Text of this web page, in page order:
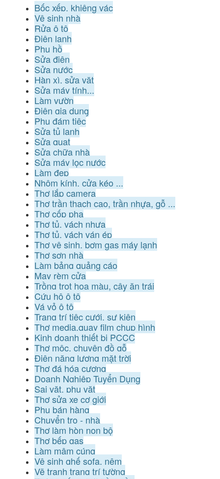
Bốc xếp, khiêng vác
Vệ sinh nhà
Rửa ô tô
Điện lạnh
Phụ hồ
Sửa điện
Sửa nước
Hàn xì, sửa vặt
Sửa máy tính...
Làm vườn
Điện gia dụng
Phụ đám tiệc
Sửa tủ lạnh
Sửa quạt
Sửa chữa nhà
Sửa máy lọc nước
Làm đẹp
Nhôm kính, cửa kéo ...
Thợ lắp camera
Thợ trần thạch cao, trần nhựa, gỗ ...
Thợ cốp pha
Thợ tủ, vách nhựa
Thợ tủ, vách ván ép
Thợ vệ sinh, bơm gas máy lạnh
Thợ sơn nhà
Làm bảng quảng cáo
May rèm cửa
Trồng trọt hoa màu, cây ăn trái
Cứu hộ ô tô
Vá vỏ ô tô
Trang trí tiệc cưới, sự kiện
Thợ media,quay film chụp hình
Kinh doanh thiết bị PCCC
Thợ mộc, chuyên đồ gỗ
Điện năng lượng mặt trời
Thợ đá hóa cương
Doanh Nghiệp Tuyển Dụng
Sai vặt, phụ vặt
Thợ sửa xe cơ giới
Phụ bán hàng
Chuyển trọ - nhà
Thợ làm hòn non bộ
Thợ bếp gas
Làm mâm cúng
Vệ sinh ghế sofa, nệm
Vẽ tranh trang trí tường